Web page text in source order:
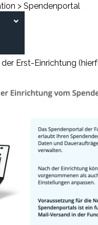
> Spendenportal
Erst-Einrichtung